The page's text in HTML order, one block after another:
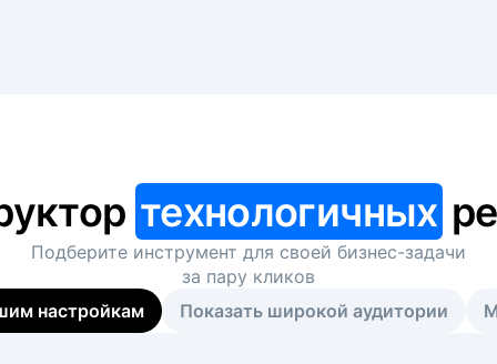
технологичных
Подберите инструмент для своей бизнес-задачи
за пару кликов
настройкам
Показать широкой аудитории